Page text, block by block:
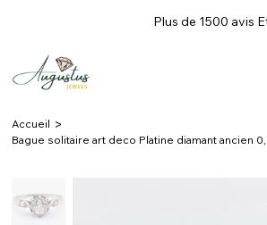
Plus de 1500 avis
Accueil >
Bague solitaire art deco Platine diamant ancien